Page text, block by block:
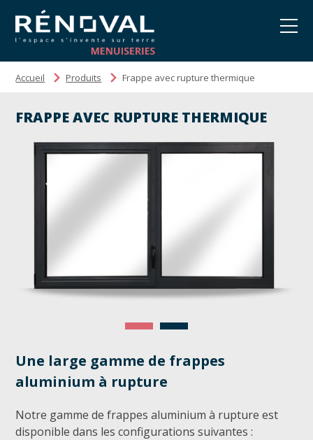
Accueil Produits Frappe avec rupture thermique
FRAPPE AVEC RUPTURE THERMIQUE
Une large gamme de frappes
aluminium à rupture
Notre gamme de frappes aluminium à rupture est
disponible dans les configurations suivantes :